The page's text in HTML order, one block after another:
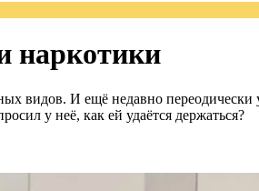
наркотики
видов. И ещё недавно
у неё, как ей удаётся держаться?